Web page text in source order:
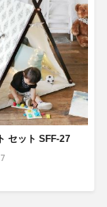
セット SFF-27